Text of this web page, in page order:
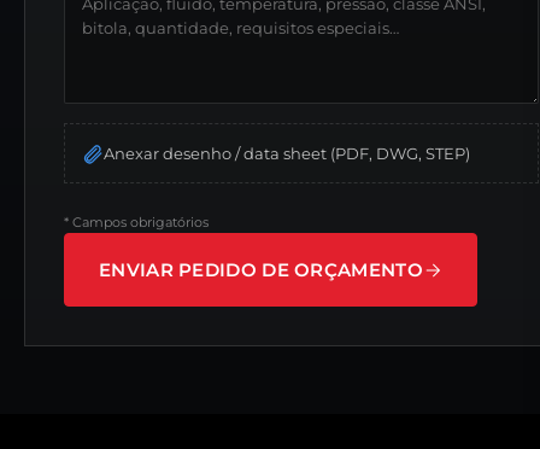
Anexar desenho / data sheet (PDF, DWG, STEP)
* Campos obrigatórios
ENVIAR PEDIDO DE ORÇAMENTO